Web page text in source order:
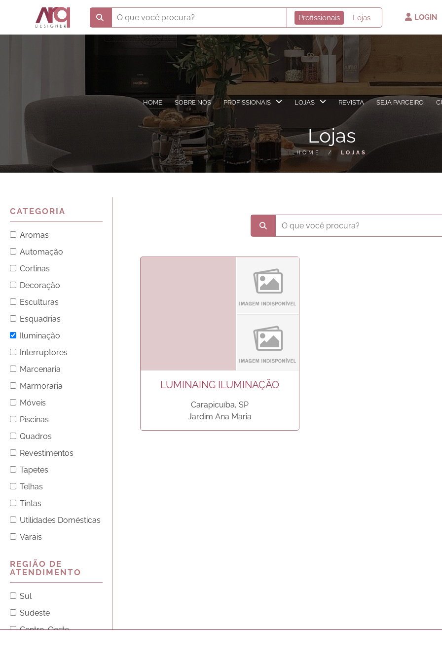
Profissionais Lojas LOGIN
HOME SOBRE NÓS PROFISSIONAIS LOJAS REVISTA SEJA PARCEIRO
HOME / LOJAS
CATEGORIA
Aromas
Automação
Cortinas
Decoração
Esculturas
Esquadrias
Iluminação
Interruptores
Marcenaria
Marmoraria
Móveis
Piscinas
Quadros
Revestimentos
Tapetes
Telhas
Tintas
Utilidades Domésticas
Varais
REGIÃO DE
ATENDIMENTO
Sul
Sudeste
Centro-Oeste
Lojas
LUMINAING ILUMINAÇÃO
Carapicuíba, SP
Jardim Ana Maria